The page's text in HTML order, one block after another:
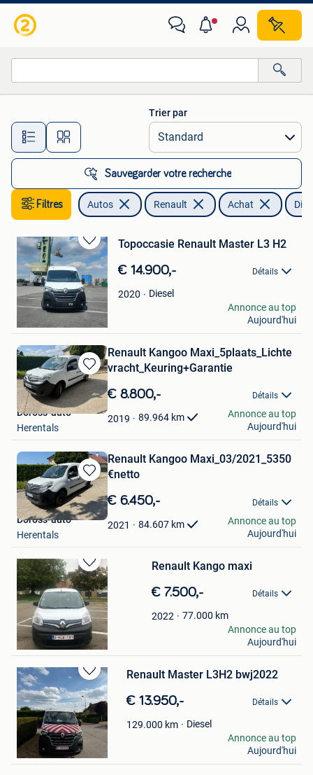
Toutes les distances…
Trier par
Sauvegarder votre recherche
Filtres Autos Renault Achat
Sauvegarder
dans
Mes
Favoris
Topoccasie Renault Master L3 H2
€ 14.900,- Détails
2020
Diesel
tomdek
Oostakker
Annonce au top
Aujourd'hui
Sauvegarder
dans
Mes
Favoris
Renault Kangoo Maxi_5plaats_Lichte
vracht_Keuring+Garantie
€ 8.800,- Détails
2019 89.964 km
Doross-auto
Herentals
Annonce au top
Aujourd'hui
Sauvegarder
dans
Mes
Favoris
Renault Kangoo Maxi_03/2021_5350
€netto
€ 6.450,- Détails
2021 84.607 km
Doross-auto
Herentals
Annonce au top
Aujourd'hui
Sauvegarder
dans
Mes
Favoris
Renault Kango maxi
€ 7.500,- Détails
2022 77.000 km
john hermans
Borgloon
Annonce au top
Aujourd'hui
Sauvegarder
dans
Mes
Favoris
Renault Master L3H2 bwj2022
€ 13.950,- Détails
129.000 km
Diesel
T&K
Gentbrugge
Annonce au top
Aujourd'hui